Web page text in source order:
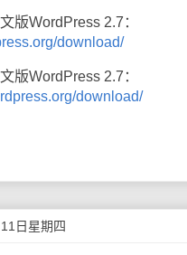
WordPress 2.7：
download/
WordPress 2.7：
download/
日星期四